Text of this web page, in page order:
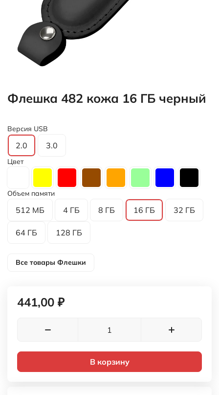
Флешка 482 кожа 16 ГБ черный
Версия USB
2.0 3.0
Цвет
Объем памяти
512 МБ 4 ГБ 8 ГБ 16 ГБ 32 ГБ
64 ГБ 128 ГБ
Все товары Флешки
441,00 ₽
В корзину